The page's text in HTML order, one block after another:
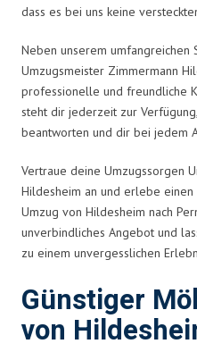
dass es bei uns keine
Neben unserem umfangreichen
Umzugsmeister Zimmermann
professionelle und freundliche
steht dir jederzeit zur
beantworten und dir bei jedem
Vertraue deine Umzugssorgen
Hildesheim an und erlebe
Umzug von Hildesheim nach
unverbindliches Angebot und
zu einem unvergesslichen
Günstiger
von